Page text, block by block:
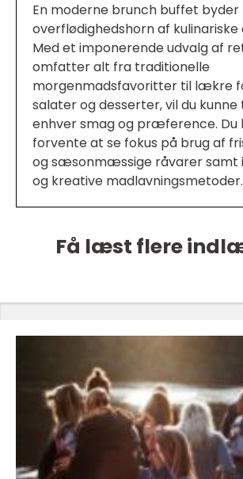
En moderne brunch buffet byder
overflødighedshorn af kulinariske
Med et imponerende udvalg af
omfatter alt fra traditionelle
morgenmadsfavoritter til lækre
salater og desserter, vil du
enhver smag og præference. Du
forvente at se fokus på brug af
og sæsonmæssige råvarer samt
og kreative madlavningsmetoder.
Få læst flere